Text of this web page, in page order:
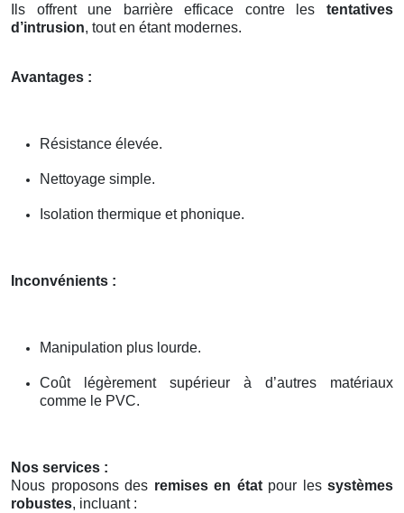
Ils offrent une barrière efficace contre les tentatives
d’intrusion, tout en étant modernes.
Avantages :
Résistance élevée.
Nettoyage simple.
Isolation thermique et phonique.
Inconvénients :
Manipulation plus lourde.
Coût légèrement supérieur à d’autres matériaux
comme le PVC.
Nos services :
Nous proposons des remises en étatpour les systèmes
robustes, incluant :